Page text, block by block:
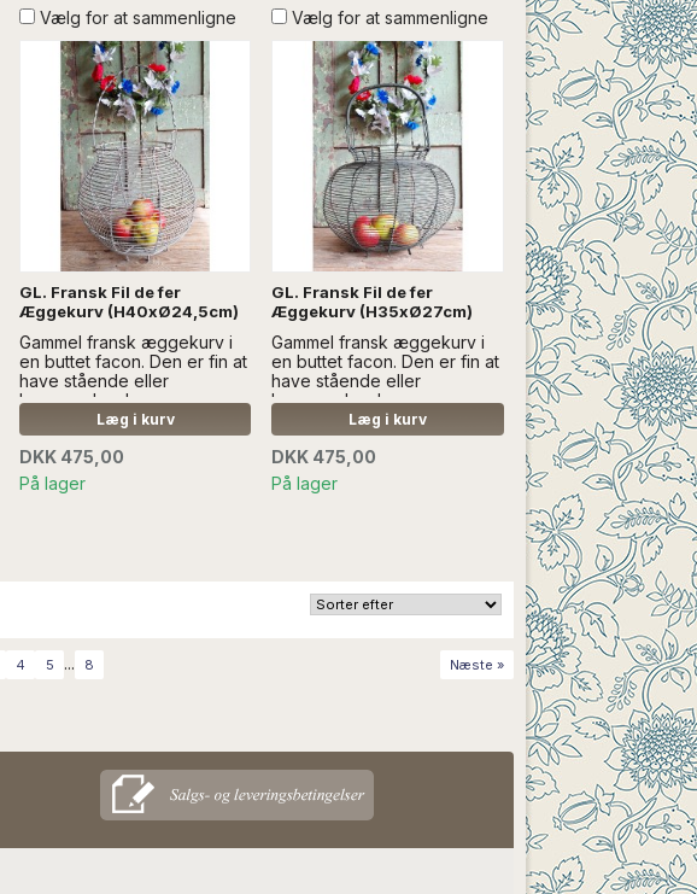
Vælg for at sammenligne
GL. Fransk Fil de fer
Æggekurv (H40xØ24,5cm)
Gammel fransk æggekurv i
en buttet facon. Den er fin at
have stående eller
hængende.....Læs mere
SÆLGES UDEN DEKORATION
Læg i kurv
DKK 475,00
På lager
Vælg for at sammenligne
GL. Fransk Fil de fer
Æggekurv (H35xØ27cm)
Gammel fransk æggekurv i
en buttet facon. Den er fin at
have stående eller
hængende.....Læs mere
SÆLGES UDEN DEKORATION
Læg i kurv
DKK 475,00
På lager
4 5 ... 8 Næste »